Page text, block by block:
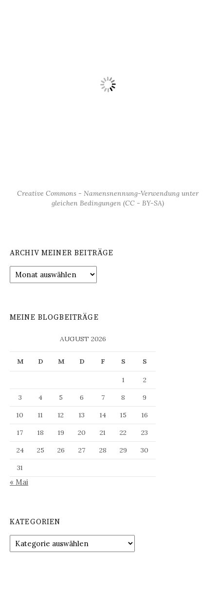
Creative Commons - Namensnennung-Verwendung unter
gleichen Bedingungen (CC - BY-SA)
ARCHIV MEINER BEITRÄGE
Archiv
meiner
MEINE BLOGBEITRÄGE
AUGUST 2026
M D M D F S S
1
2
3
4 5 6 7 8
9
10
11 12 13 14 15
16
17
18 19 20 21 22
23
24
25 26 27 28 29
30
31
« Mai
KATEGORIEN
Kategorien